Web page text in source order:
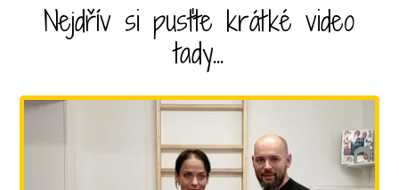
Nejdřív si pusťte krátké video
tady...